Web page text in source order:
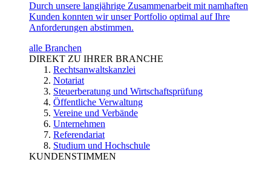
Durch unsere langjährige Zusammenarbeit mit namhaften
Kunden konnten wir unser Portfolio optimal auf Ihre
Anforderungen abstimmen.
alle Branchen
DIREKT ZU IHRER BRANCHE
Rechtsanwaltskanzlei
Notariat
Steuerberatung und Wirtschaftsprüfung
Öffentliche Verwaltung
Vereine und Verbände
Unternehmen
Referendariat
Studium und Hochschule
KUNDENSTIMMEN